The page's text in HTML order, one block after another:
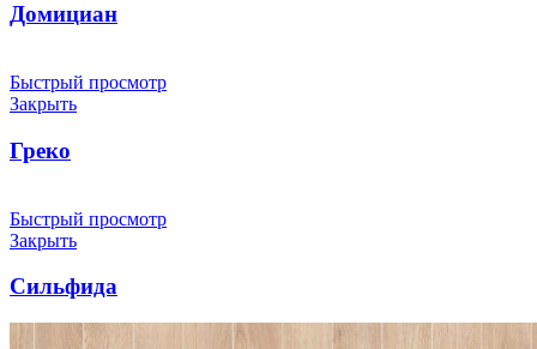
Домициан
Быстрый просмотр
Закрыть
Греко
Быстрый просмотр
Закрыть
Сильфида